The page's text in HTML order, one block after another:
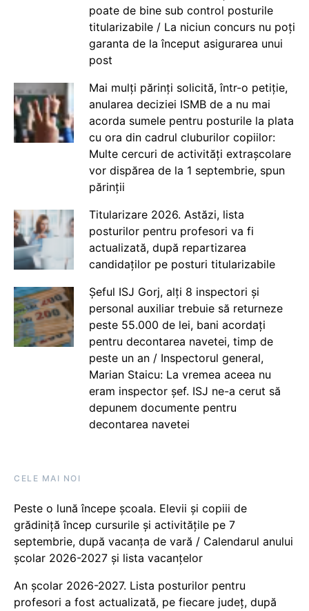
poate de bine sub control posturile
titularizabile / La niciun concurs nu poți
garanta de la început asigurarea unui
post
Mai mulți părinți solicită, într-o petiție,
anularea deciziei ISMB de a nu mai
acorda sumele pentru posturile la plata
cu ora din cadrul cluburilor copiilor:
Multe cercuri de activități extrașcolare
vor dispărea de la 1 septembrie, spun
părinții
Titularizare 2026. Astăzi, lista
posturilor pentru profesori va fi
actualizată, după repartizarea
candidaților pe posturi titularizabile
Șeful ISJ Gorj, alți 8 inspectori și
personal auxiliar trebuie să returneze
peste 55.000 de lei, bani acordați
pentru decontarea navetei, timp de
peste un an / Inspectorul general,
Marian Staicu: La vremea aceea nu
eram inspector șef. ISJ ne-a cerut să
depunem documente pentru
decontarea navetei
CELE MAI NOI
Peste o lună începe școala. Elevii și copiii de
grădiniță încep cursurile și activitățile pe 7
septembrie, după vacanța de vară / Calendarul anului
școlar 2026-2027 și lista vacanțelor
An școlar 2026-2027. Lista posturilor pentru
profesori a fost actualizată, pe fiecare județ, după